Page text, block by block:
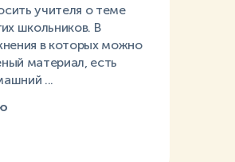
учителя о теме
школьников. В
в которых можно
материал, есть
...